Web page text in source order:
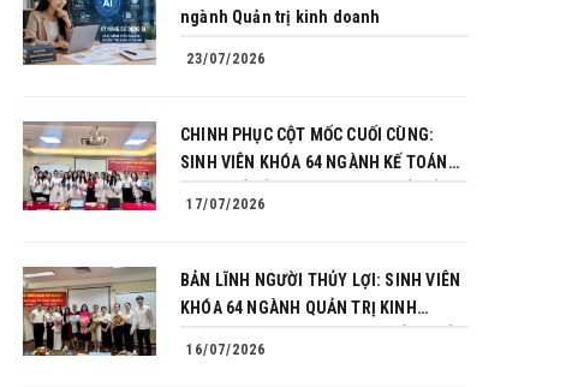
ngành Quản trị kinh doanh
23/07/2026
CHINH PHỤC CỘT MỐC CUỐI CÙNG:
SINH VIÊN KHÓA 64 NGÀNH KẾ TOÁN
17/07/2026
BẢN LĨNH NGƯỜI THỦY LỢI: SINH VIÊN
KHÓA 64 NGÀNH QUẢN TRỊ KINH
16/07/2026